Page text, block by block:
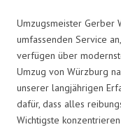
Umzugsmeister Gerber
umfassenden Service
verfügen über
Umzug von Würzburg
unserer langjährigen
dafür, dass alles
Wichtigste